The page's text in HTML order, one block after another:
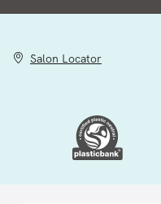
Salon Locator